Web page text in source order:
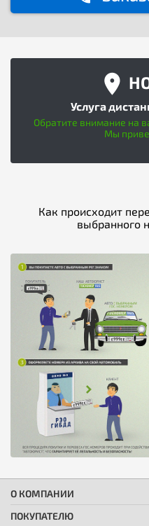
Услуга
Обратите внимание на
Мы
Как происходит
выбранного
О КОМПАНИИ
ПОКУПАТЕЛЮ